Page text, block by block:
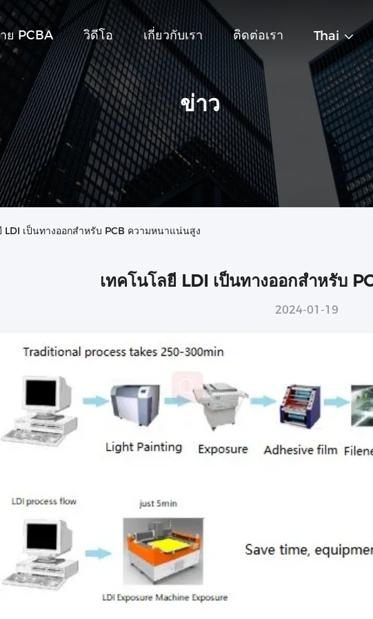
ย PCBA วิดีโอ เกี่ยวกับเรา ติดต่อเรา Thai
ข่าว
LDI เป็นทางออกสำหรับ PCB ความหนาแน่นสูง
เทคโนโลยี LDI เป็นทางออกสำหรับ
2024-01-19